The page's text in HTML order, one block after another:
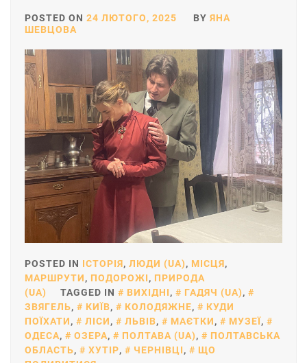
POSTED ON 24 ЛЮТОГО, 2025 BY ЯНА
ШЕВЦОВА
POSTED IN ІСТОРІЯ, ЛЮДИ (UA), МІСЦЯ,
МАРШРУТИ, ПОДОРОЖІ, ПРИРОДА
(UA)
TAGGED IN ВИХІДНІ, ГАДЯЧ (UA),
ЗВЯГЕЛЬ, КИЇВ, КОЛОДЯЖНЕ,
КУДИ
ПОЇХАТИ, ЛІСИ, ЛЬВІВ, МАЄТКИ, МУЗЕЇ,
ОДЕСА, ОЗЕРА, ПОЛТАВА (UA),
ПОЛТАВСЬКА
ОБЛАСТЬ, ХУТІР, ЧЕРНІВЦІ,
ЩО